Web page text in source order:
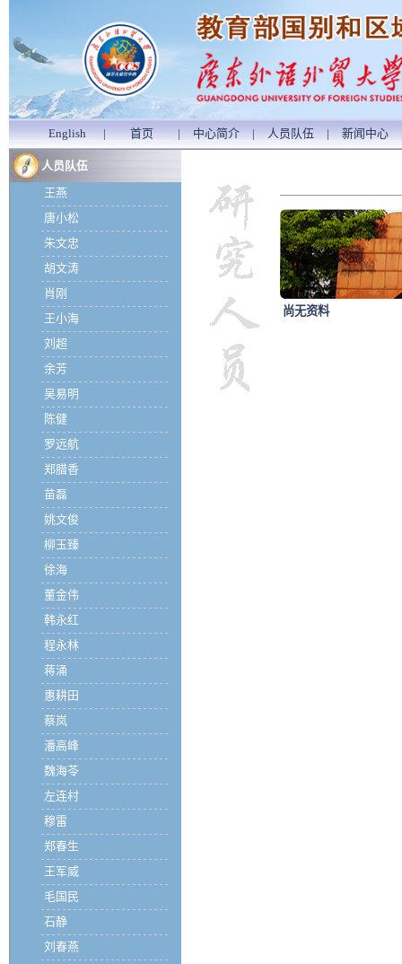
English | 首页 | 中心简介 | 人员队伍 | 新闻中心
人员队伍
王燕
唐小松
朱文忠
胡文涛
肖刚
王小海
刘超
余芳
吴易明
陈健
罗远航
郑腊香
苗磊
姚文俊
柳玉臻
徐海
董金伟
韩永红
程永林
蒋涌
惠耕田
蔡岚
潘高峰
魏海苓
左连村
穆雷
郑春生
王军威
毛国民
石静
刘春燕
尚无资料